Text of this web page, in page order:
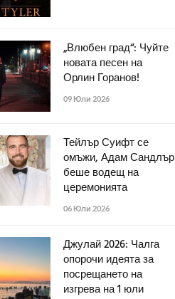
„Влюбен град“: Чуйте
новата песен на
Орлин Горанов!
09 Юли 2026
Тейлър Суифт се
омъжи, Адам Сандлър
беше водещ на
церемонията
06 Юли 2026
Джулай 2026: Чалга
опорочи идеята за
посрещането на
изгрева на 1 юли